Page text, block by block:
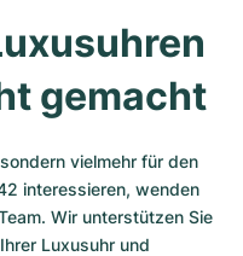
gemacht
vielmehr für den
interessieren, wenden
Wir unterstützen Sie
Luxusuhr und